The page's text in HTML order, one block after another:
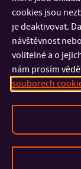
KONTAKT
FAKULTY A
cookies jsou
je deaktivovat.
návštěvnost
volitelné a o
nám prosím
souborech